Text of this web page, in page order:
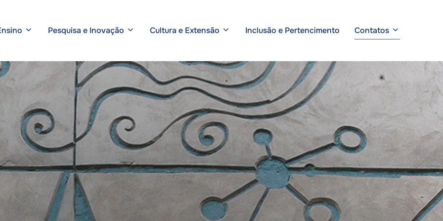
Pesquisa e Inovação Cultura e Extensão Inclusão e Pertencimento Contatos